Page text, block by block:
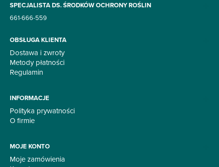
SPECJALISTA DS. ŚRODKÓW OCHRONY ROŚLIN
661-666-559
OBSŁUGA KLIENTA
Dostawa i zwroty
Metody płatności
Regulamin
INFORMACJE
Polityka prywatności
O firmie
MOJE KONTO
Moje zamówienia